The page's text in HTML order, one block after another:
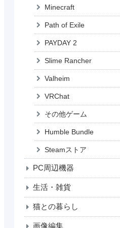
Minecraft
Path of Exile
PAYDAY 2
Slime Rancher
Valheim
VRChat
その他ゲーム
Humble Bundle
Steamストア
PC周辺機器
生活・雑貨
猫との暮らし
画像編集